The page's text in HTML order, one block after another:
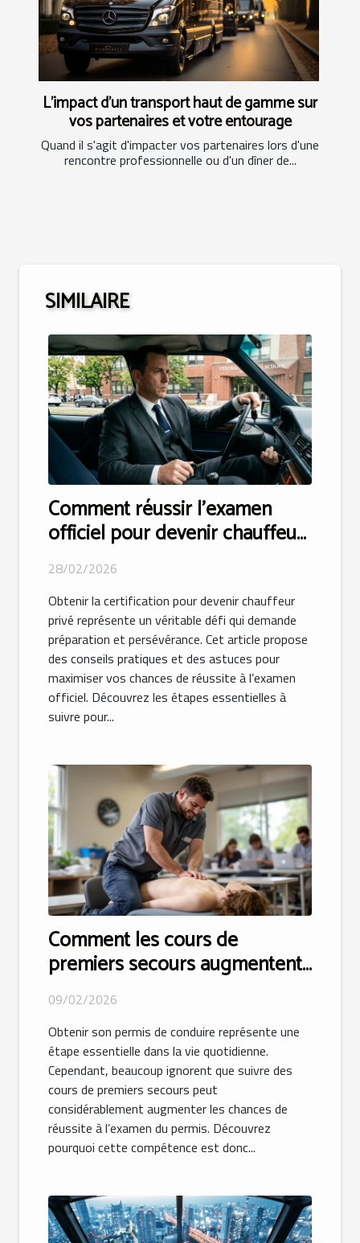
L'impact d'un transport haut de gamme sur
vos partenaires et votre entourage
Quand il s'agit d'impacter vos partenaires lors d'une
rencontre professionnelle ou d'un dîner de...
SIMILAIRE
Comment réussir l'examen
officiel pour devenir chauffeur
privé ?
28/02/2026
Obtenir la certification pour devenir chauffeur
privé représente un véritable défi qui demande
préparation et persévérance. Cet article propose
des conseils pratiques et des astuces pour
maximiser vos chances de réussite à l’examen
officiel. Découvrez les étapes essentielles à
suivre pour...
Comment les cours de
premiers secours augmentent-
ils vos chances d'obtenir votre
permis ?
09/02/2026
Obtenir son permis de conduire représente une
étape essentielle dans la vie quotidienne.
Cependant, beaucoup ignorent que suivre des
cours de premiers secours peut
considérablement augmenter les chances de
réussite à l’examen du permis. Découvrez
pourquoi cette compétence est donc...